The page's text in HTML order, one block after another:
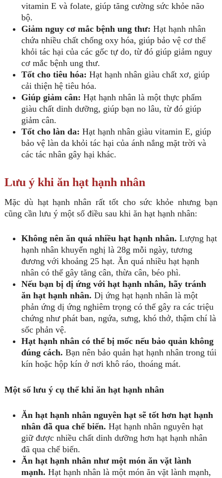
vitamin E và folate, giúp tăng cường sức khỏe não
bộ.
Giảm nguy cơ mắc bệnh ung thư: Hạt hạnh nhân
chứa nhiều chất chống oxy hóa, giúp bảo vệ cơ thể
khỏi tác hại của các gốc tự do, từ đó giúp giảm nguy
cơ mắc bệnh ung thư.
Tốt cho tiêu hóa: Hạt hạnh nhân giàu chất xơ, giúp
cải thiện hệ tiêu hóa.
Giúp giảm cân: Hạt hạnh nhân là một thực phẩm
giàu chất dinh dưỡng, giúp bạn no lâu, từ đó giúp
giảm cân.
Tốt cho làn da: Hạt hạnh nhân giàu vitamin E, giúp
bảo vệ làn da khỏi tác hại của ánh nắng mặt trời và
các tác nhân gây hại khác.
Lưu ý khi ăn hạt hạnh nhân
Mặc dù hạt hạnh nhân rất tốt cho sức khỏe nhưng bạn
cũng cần lưu ý một số điều sau khi ăn hạt hạnh nhân:
Không nên ăn quá nhiều hạt hạnh nhân. Lượng hạt
hạnh nhân khuyến nghị là 28g mỗi ngày, tương
đương với khoảng 25 hạt. Ăn quá nhiều hạt hạnh
nhân có thể gây tăng cân, thừa cân, béo phì.
Nếu bạn bị dị ứng với hạt hạnh nhân, hãy tránh
ăn hạt hạnh nhân. Dị ứng hạt hạnh nhân là một
phản ứng dị ứng nghiêm trọng có thể gây ra các triệu
chứng như phát ban, ngứa, sưng, khó thở, thậm chí là
sốc phản vệ.
Hạt hạnh nhân có thể bị mốc nếu bảo quản không
đúng cách. Bạn nên bảo quản hạt hạnh nhân trong túi
kín hoặc hộp kín ở nơi khô ráo, thoáng mát.
Một số lưu ý cụ thể khi ăn hạt hạnh nhân
Ăn hạt hạnh nhân nguyên hạt sẽ tốt hơn hạt hạnh
nhân đã qua chế biến. Hạt hạnh nhân nguyên hạt
giữ được nhiều chất dinh dưỡng hơn hạt hạnh nhân
đã qua chế biến.
Ăn hạt hạnh nhân như một món ăn vặt lành
mạnh. Hạt hạnh nhân là một món ăn vặt lành mạnh,